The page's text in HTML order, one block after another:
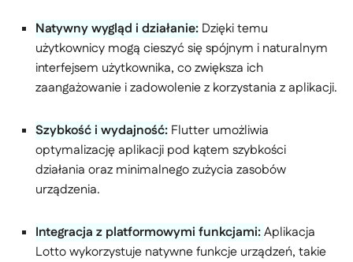
Natywny wygląd i działanie: Dzięki temu
użytkownicy mogą cieszyć się spójnym i naturalnym
interfejsem użytkownika, co zwiększa ich
zaangażowanie i zadowolenie z korzystania z aplikacji.
Szybkość i wydajność: Flutter umożliwia
optymalizację aplikacji pod kątem szybkości
działania oraz minimalnego zużycia zasobów
urządzenia.
Integracja z platformowymi funkcjami:Aplikacja
Lotto wykorzystuje natywne funkcje urządzeń, takie